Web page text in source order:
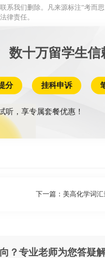
系我们删除。凡来源标注“考而
律责任。
数十万留学生信
分 挂科申诉
听，享专属套餐优惠！
下一篇： 美高化学词
？专业老师为您答疑